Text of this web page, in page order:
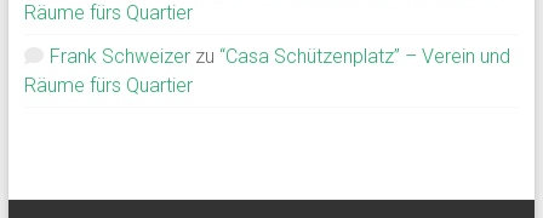
Räume fürs Quartier
Frank Schweizerzu “Casa Schützenplatz” – Verein und
Räume fürs Quartier